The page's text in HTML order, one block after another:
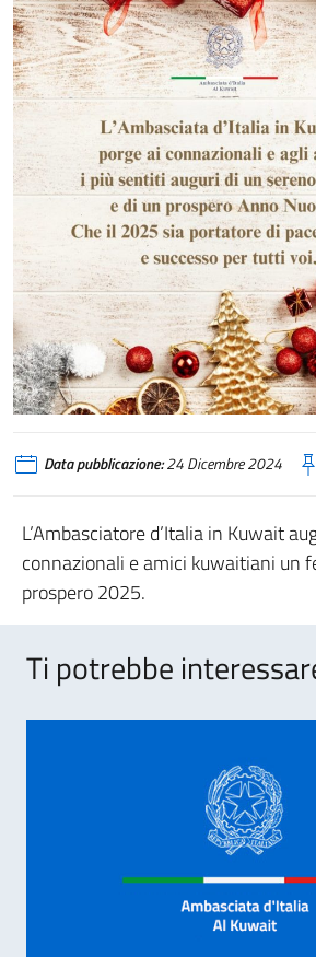
Data pubblicazione:24 Dicembre 2024
L’Ambasciatore d’Italia in Kuwait
connazionali e amici kuwaitiani un
prospero 2025.
Ti potrebbe